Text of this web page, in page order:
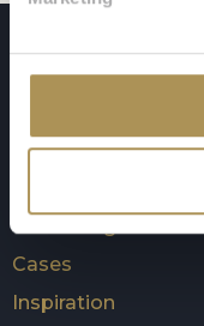
KONTAKT OS
Brøndby IF
Lokaler og faciliteter
Cases
Inspiration